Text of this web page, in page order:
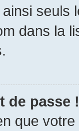
ainsi seuls
dans la
de passe !
que